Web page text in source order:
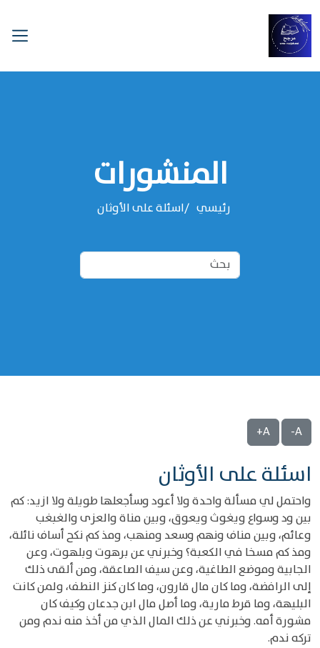
المنشورات
رئيسي اسئلة على الأوثان
A-
A+
اسئلة على الأوثان
واحتمل لي مسألة واحدة ولا أعود وسأجعلها طويلة ولا ازيد: كم
بين ود وسواع ويغوث ويعوق، وبين مناة والعزى والغبغب
وعائم، وبين مناف ونهم وسعد ومنهب، ومذ كم نكح أساف نائلة،
ومذ كم مسخا في الكعبة؟ وخبرني عن برهوت وبلهوت، وعن
الجابية وموضع الطاغية، وعن سيف الصاعقة، ومن ألقى ذلك
إلى الرافضة، وما كان مال قارون، وما كان كنز النطف، ولمن كانت
البليهة، وما قرط مارية، وما أصل مال ابن جدعان وكيف كان
مشورة أمه. وخبرني عن ذلك المال الذي من أخذ منه ندم ومن
تركه ندم.